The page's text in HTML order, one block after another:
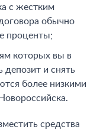
с жестким
обычно
проценты;
которых вы в
и снять
более низкими
средства